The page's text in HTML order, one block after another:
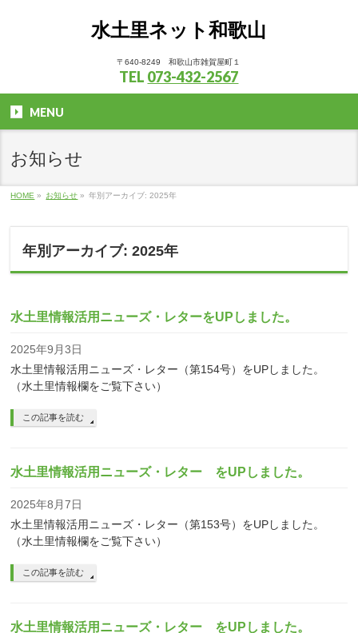
水土里ネット和歌山
〒640-8249 和歌山市雑賀屋町１
TEL 073-432-2567
MENU
お知らせ
HOME » お知らせ » 年別アーカイブ: 2025年
年別アーカイブ: 2025年
水土里情報活用ニューズ・レターをUPしました。
2025年9月3日
水土里情報活用ニューズ・レター（第154号）をUPしました。
（水土里情報欄をご覧下さい）
この記事を読む
水土里情報活用ニューズ・レター をUPしました。
2025年8月7日
水土里情報活用ニューズ・レター（第153号）をUPしました。
（水土里情報欄をご覧下さい）
この記事を読む
水土里情報活用ニューズ・レター をUPしました。